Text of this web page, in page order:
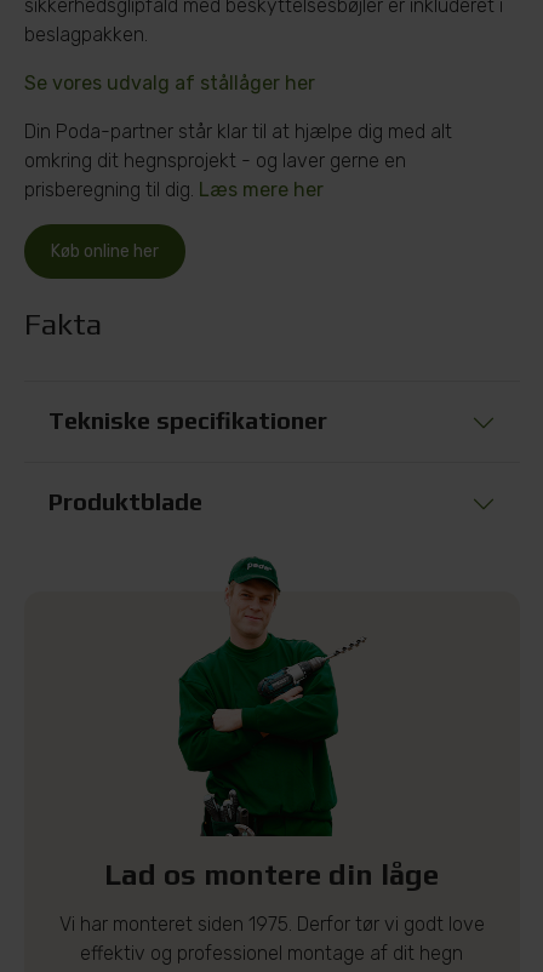
sikkerhedsglipfald med beskyttelsesbøjler er inkluderet i
beslagpakken.
Se vores udvalg af stållåger her
Din Poda-partner står klar til at hjælpe dig med alt
omkring dit hegnsprojekt - og laver gerne en
prisberegning til dig. Læs mere her
Køb online her
Fakta
Tekniske specifikationer
Produktblade
Lad os montere din låge
Vi har monteret siden 1975. Derfor tør vi godt love
effektiv og professionel montage af dit hegn